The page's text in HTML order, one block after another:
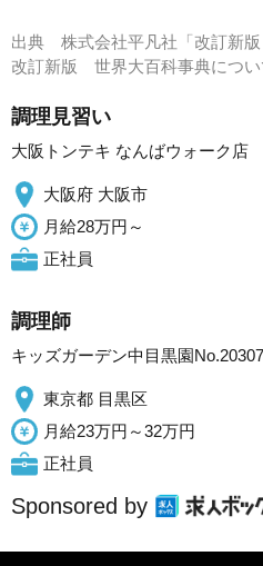
出典 株式会社平凡社「改訂新
改訂新版 世界大百科事典につ
調理見習い
大阪トンテキ なんばウォーク店
大阪府 大阪市
月給28万円～
正社員
調理師
キッズガーデン中目黒園
東京都 目黒区
月給23万円～32万円
正社員
Sponsored by